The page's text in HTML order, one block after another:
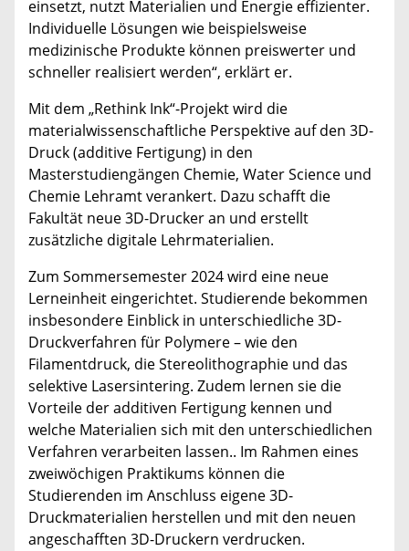
einsetzt, nutzt Materialien und Energie effizienter.
Individuelle Lösungen wie beispielsweise
medizinische Produkte können preiswerter und
schneller realisiert werden“, erklärt er.
Mit dem „Rethink Ink“-Projekt wird die
materialwissenschaftliche Perspektive auf den 3D-
Druck (additive Fertigung) in den
Masterstudiengängen Chemie, Water Science und
Chemie Lehramt verankert. Dazu schafft die
Fakultät neue 3D-Drucker an und erstellt
zusätzliche digitale Lehrmaterialien.
Zum Sommersemester 2024 wird eine neue
Lerneinheit eingerichtet. Studierende bekommen
insbesondere Einblick in unterschiedliche 3D-
Druckverfahren für Polymere – wie den
Filamentdruck, die Stereolithographie und das
selektive Lasersintering. Zudem lernen sie die
Vorteile der additiven Fertigung kennen und
welche Materialien sich mit den unterschiedlichen
Verfahren verarbeiten lassen.. Im Rahmen eines
zweiwöchigen Praktikums können die
Studierenden im Anschluss eigene 3D-
Druckmaterialien herstellen und mit den neuen
angeschafften 3D-Druckern verdrucken.